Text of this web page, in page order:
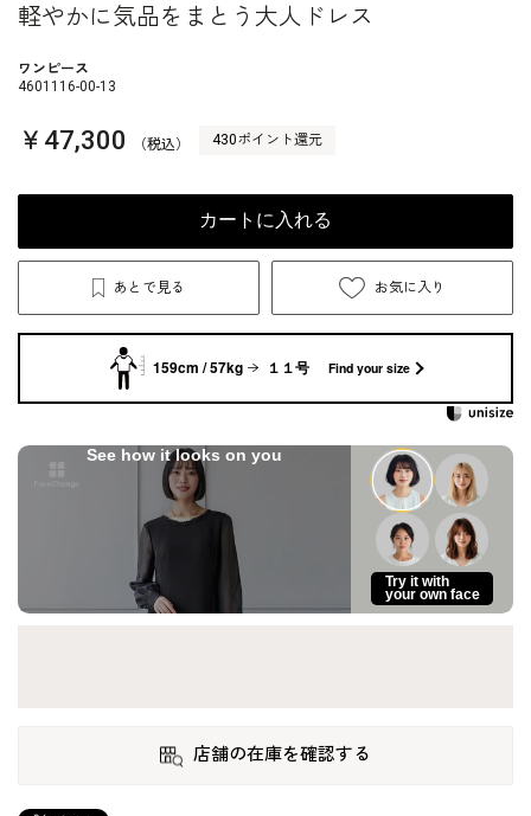
軽やかに気品をまとう大人ドレス
ワンピース
4601116-00-13
￥47,300 （税込） 430ポイント還元
カートに入れる
あとで見る お気に入り
159cm / 57kg １１号 Find your size
See how it looks on you
Try it with
your own face
店舗の在庫を確認する